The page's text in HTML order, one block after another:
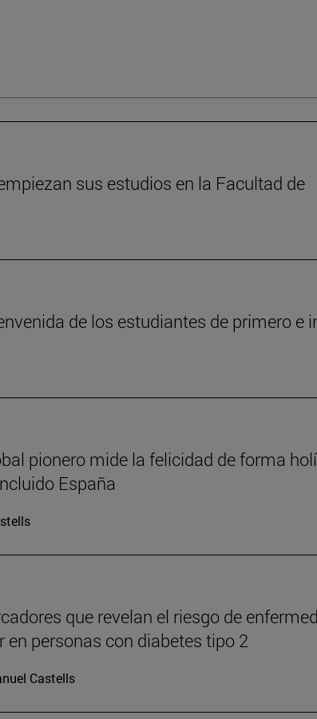
sus estudios en la Facultad de
de los estudiantes de primero e
pionero mide la felicidad de forma
España
que revelan el riesgo de
en personas con diabetes tipo 2
Castells